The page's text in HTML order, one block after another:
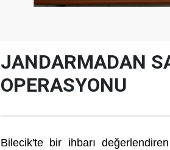
JANDARMADAN
OPERASYONU
Bilecik'te bir ihbarı